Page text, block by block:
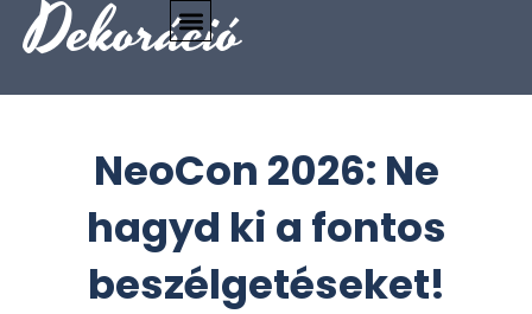
Dekoráció
NeoCon 2026: Ne
hagyd ki a fontos
beszélgetéseket!